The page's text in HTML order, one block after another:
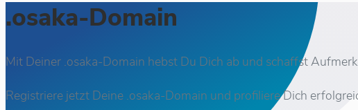
.osaka-Domain
Mit Deiner .osaka-Domain hebst Du Dich ab und schaffst
Registriere jetzt Deine .osaka-Domain und profiliere Dich